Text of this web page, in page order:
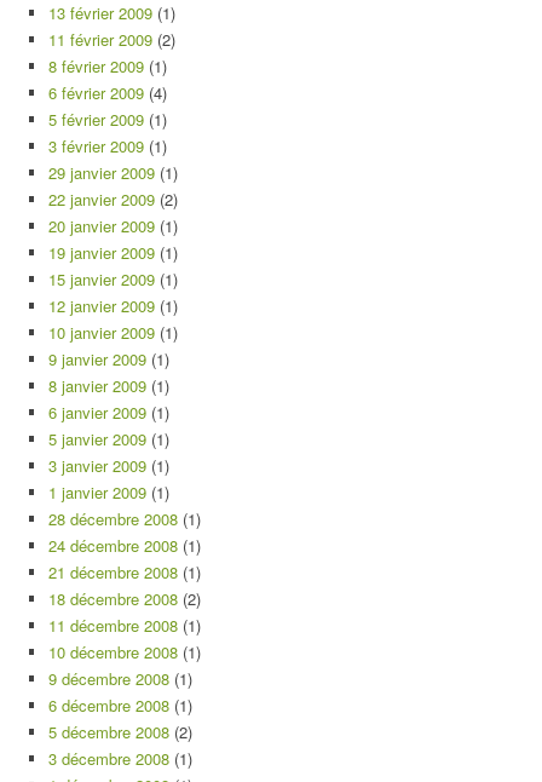
13 février 2009 (1)
11 février 2009 (2)
8 février 2009 (1)
6 février 2009 (4)
5 février 2009 (1)
3 février 2009 (1)
29 janvier 2009 (1)
22 janvier 2009 (2)
20 janvier 2009 (1)
19 janvier 2009 (1)
15 janvier 2009 (1)
12 janvier 2009 (1)
10 janvier 2009 (1)
9 janvier 2009 (1)
8 janvier 2009 (1)
6 janvier 2009 (1)
5 janvier 2009 (1)
3 janvier 2009 (1)
1 janvier 2009 (1)
28 décembre 2008 (1)
24 décembre 2008 (1)
21 décembre 2008 (1)
18 décembre 2008 (2)
11 décembre 2008 (1)
10 décembre 2008 (1)
9 décembre 2008 (1)
6 décembre 2008 (1)
5 décembre 2008 (2)
3 décembre 2008 (1)